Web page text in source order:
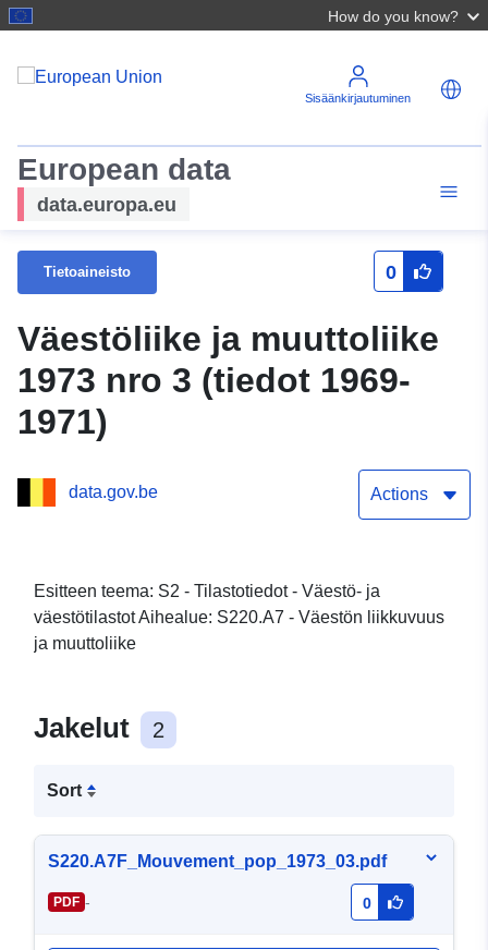
How do you know?
Sisäänkirjautuminen
European data
data.europa.eu
Tietoaineisto 0
Väestöliike ja muuttoliike
1973 nro 3 (tiedot 1969-
1971)
data.gov.be Actions
Esitteen teema: S2 - Tilastotiedot - Väestö- ja
väestötilastot Aihealue: S220.A7 - Väestön liikkuvuus
ja muuttoliike
Jakelut 2
Sort
S220.A7F_Mouvement_pop_1973_03.pdf
PDF - 0